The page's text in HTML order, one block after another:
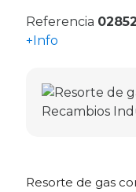
Referencia
+Info
Resorte de gas